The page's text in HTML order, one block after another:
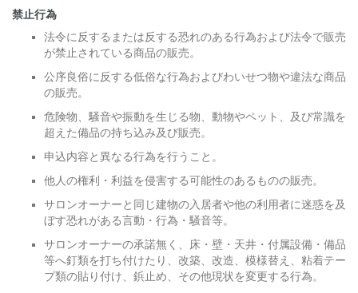
禁止行為
法令に反するまたは反する恐れのある行為および法令で販売
が禁止されている商品の販売。
公序良俗に反する低俗な行為およびわいせつ物や違法な商品
の販売。
危険物、騒音や振動を生じる物、動物やペット、及び常識を
超えた備品の持ち込み及び販売。
申込内容と異なる行為を行うこと。
他人の権利・利益を侵害する可能性のあるものの販売。
サロンオーナーと同じ建物の入居者や他の利用者に迷惑を及
ぼす恐れがある言動・行為・騒音等。
サロンオーナーの承諾無く、床・壁・天井・付属設備・備品
等へ釘類を打ち付けたり、改築、改造、模様替え、粘着テー
プ類の貼り付け、鋲止め、その他現状を変更する行為。